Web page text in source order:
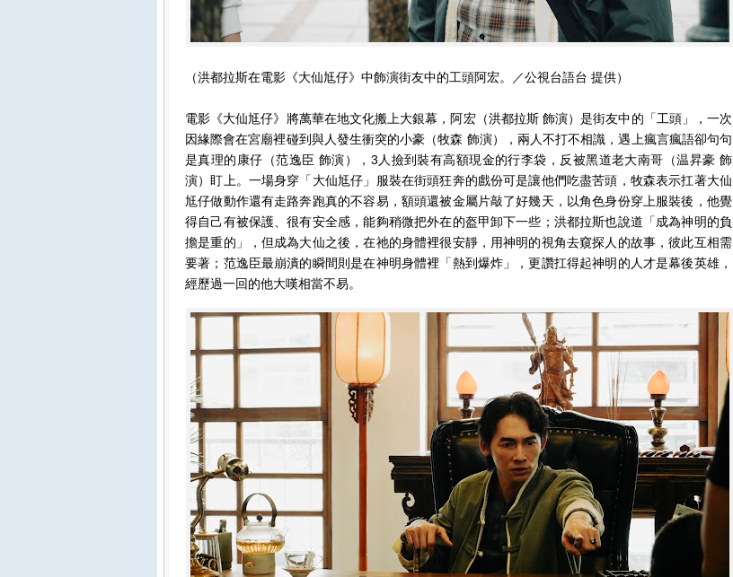
（洪都拉斯在電影《大仙尪仔》中飾演街友中的工頭阿宏。／公視台語台 提供）
電影《大仙尪仔》將萬華在地文化搬上大銀幕，阿宏（洪都拉斯 飾演）是街友中的「工頭」，一次
因緣際會在宮廟裡碰到與人發生衝突的小豪（牧森 飾演），兩人不打不相識，遇上瘋言瘋語卻句句
是真理的康仔（范逸臣 飾演），3人撿到裝有高額現金的行李袋，反被黑道老大南哥（温昇豪 飾
演）盯上。一場身穿「大仙尪仔」服裝在街頭狂奔的戲份可是讓他們吃盡苦頭，牧森表示扛著大仙
尪仔做動作還有走路奔跑真的不容易，額頭還被金屬片敲了好幾天，以角色身份穿上服裝後，他覺
得自己有被保護、很有安全感，能夠稍微把外在的盔甲卸下一些；洪都拉斯也說道「成為神明的負
擔是重的」，但成為大仙之後，在祂的身體裡很安靜，用神明的視角去窺探人的故事，彼此互相需
要著；范逸臣最崩潰的瞬間則是在神明身體裡「熱到爆炸」，更讚扛得起神明的人才是幕後英雄，
經歷過一回的他大嘆相當不易。